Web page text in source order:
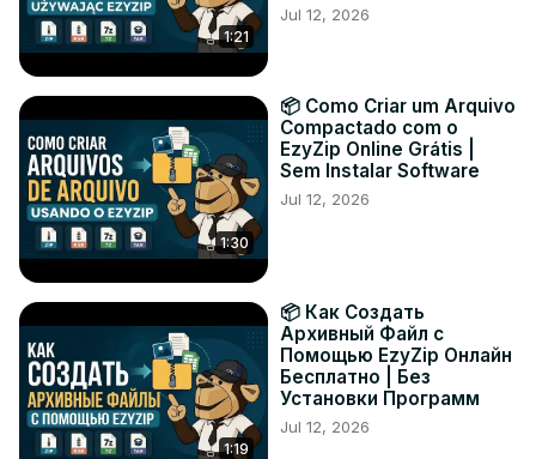
1:21
Jul 12, 2026
1:30
📦 Como Criar um Arquivo
Compactado com o
EzyZip Online Grátis |
Sem Instalar Software
Jul 12, 2026
1:19
📦 Как Создать
Архивный Файл с
Помощью EzyZip Онлайн
Бесплатно | Без
Установки Программ
Jul 12, 2026